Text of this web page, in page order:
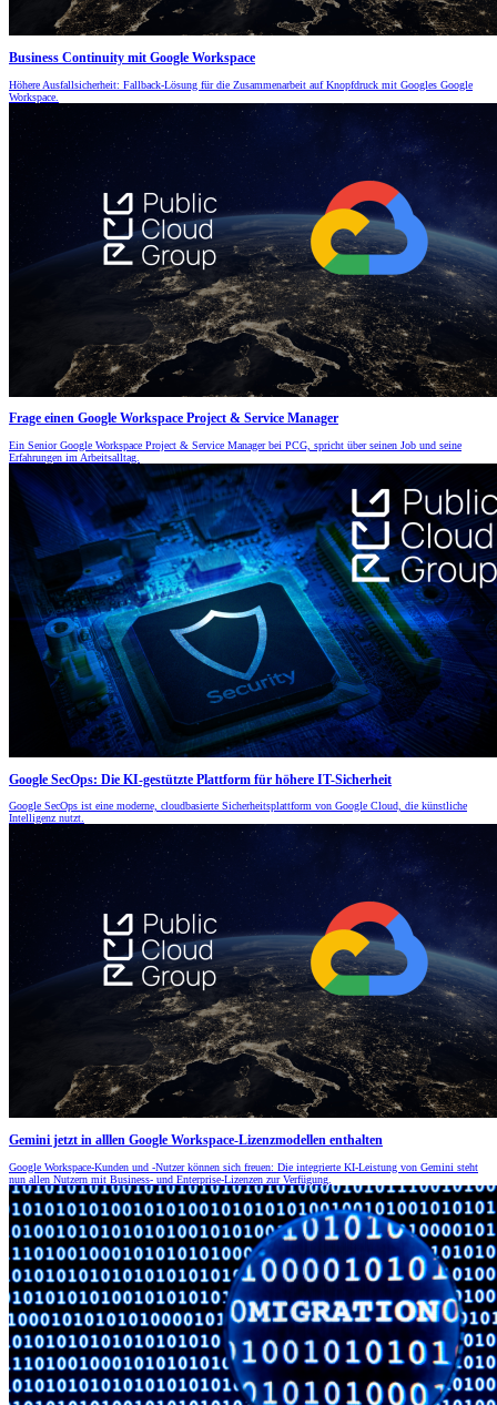
Business Continuity mit Google Workspace
Höhere Ausfallsicherheit: Fallback-Lösung für die Zusammenarbeit auf Knopfdruck mit Googles Google
Workspace.
Frage einen Google Workspace Project & Service Manager
Ein Senior Google Workspace Project & Service Manager bei PCG, spricht über seinen Job und seine
Erfahrungen im Arbeitsalltag.
Google SecOps: Die KI-gestützte Plattform für höhere IT-Sicherheit
Google SecOps ist eine moderne, cloudbasierte Sicherheitsplattform von Google Cloud, die künstliche
Intelligenz nutzt.
Gemini jetzt in alllen Google Workspace-Lizenzmodellen enthalten
Google Workspace-Kunden und -Nutzer können sich freuen: Die integrierte KI-Leistung von Gemini steht
nun allen Nutzern mit Business- und Enterprise-Lizenzen zur Verfügung.